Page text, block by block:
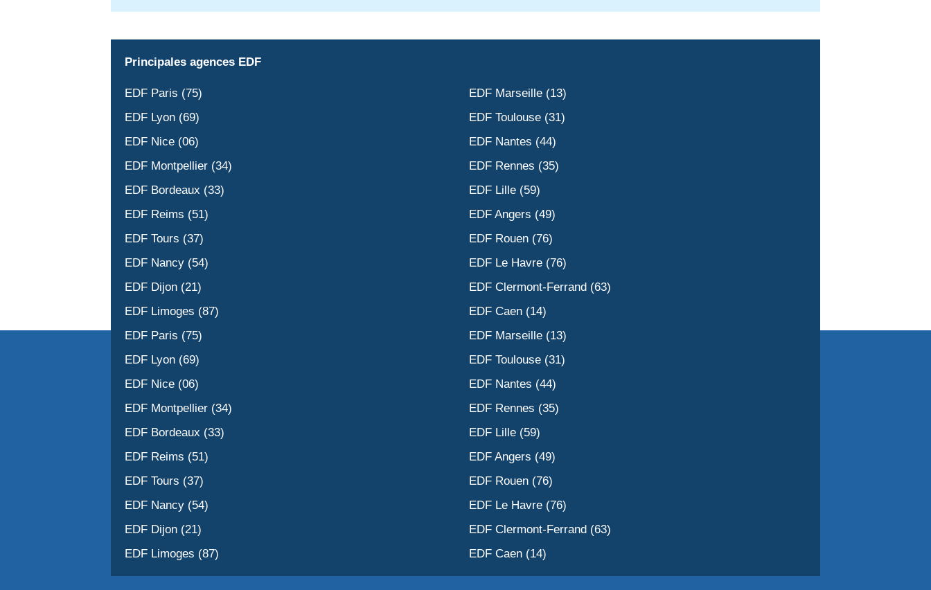
Principales agences EDF
EDF Paris (75)
EDF Marseille (13)
EDF Lyon (69)
EDF Toulouse (31)
EDF Nice (06)
EDF Nantes (44)
EDF Montpellier (34)
EDF Rennes (35)
EDF Bordeaux (33)
EDF Lille (59)
EDF Reims (51)
EDF Angers (49)
EDF Tours (37)
EDF Rouen (76)
EDF Nancy (54)
EDF Le Havre (76)
EDF Dijon (21)
EDF Clermont-Ferrand (63)
EDF Limoges (87)
EDF Caen (14)
EDF Paris (75)
EDF Marseille (13)
EDF Lyon (69)
EDF Toulouse (31)
EDF Nice (06)
EDF Nantes (44)
EDF Montpellier (34)
EDF Rennes (35)
EDF Bordeaux (33)
EDF Lille (59)
EDF Reims (51)
EDF Angers (49)
EDF Tours (37)
EDF Rouen (76)
EDF Nancy (54)
EDF Le Havre (76)
EDF Dijon (21)
EDF Clermont-Ferrand (63)
EDF Limoges (87)
EDF Caen (14)